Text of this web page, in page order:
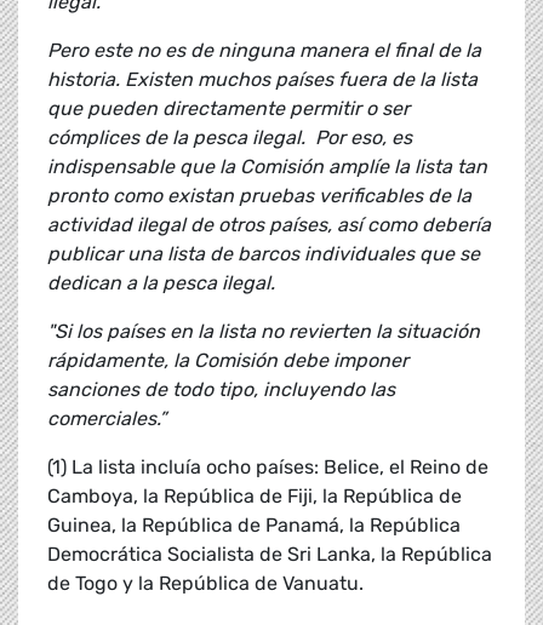
Pero este no es de ninguna manera el final de la
historia. Existen muchos países fuera de la lista
que pueden directamente permitir o ser
cómplices de la pesca ilegal. Por eso, es
indispensable que la Comisión amplíe la lista tan
pronto como existan pruebas verificables de la
actividad ilegal de otros países, así como debería
publicar una lista de barcos individuales que se
dedican a la pesca ilegal.
"Si los países en la lista no revierten la situación
rápidamente, la Comisión debe imponer
sanciones de todo tipo, incluyendo las
comerciales.”
(1) La lista incluía ocho países: Belice, el Reino de
Camboya, la República de Fiji, la República de
Guinea, la República de Panamá, la República
Democrática Socialista de Sri Lanka, la República
de Togo y la República de Vanuatu.